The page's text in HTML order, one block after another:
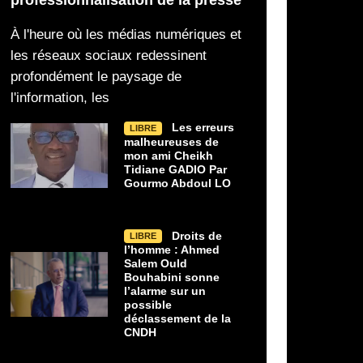
À l'heure où les médias numériques et
les réseaux sociaux redessinent
profondément le paysage de
l'information, les
LIBRE
Les erreurs
malheureuses de
mon ami Cheikh
Tidiane GADIO Par
Gourmo Abdoul LO
LIBRE
Droits de
l’homme : Ahmed
Salem Ould
Bouhabini sonne
l’alarme sur un
possible
déclassement de la
CNDH